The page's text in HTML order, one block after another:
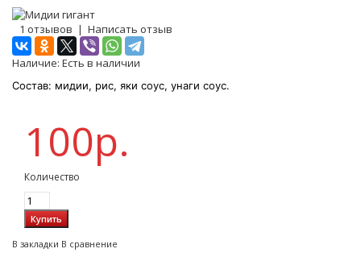
1 отзывов | Написать отзыв
Наличие: Есть в наличии
Состав: мидии, рис, яки соус, унаги соус.
100р.
Количество
В закладки В сравнение